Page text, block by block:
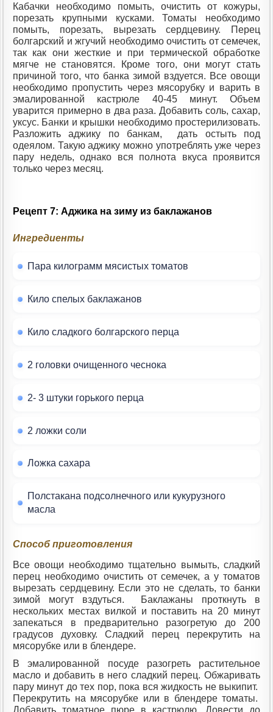
Кабачки необходимо помыть, очистить от кожуры,
порезать крупными кусками. Томаты необходимо
помыть, порезать, вырезать сердцевину. Перец
болгарский и жгучий необходимо очистить от семечек,
так как они жесткие и при термической обработке
мягче не становятся. Кроме того, они могут стать
причиной того, что банка зимой вздуется. Все овощи
необходимо пропустить через мясорубку и варить в
эмалированной кастрюле 40-45 минут. Объем
уварится примерно в два раза. Добавить соль, сахар,
уксус. Банки и крышки необходимо простерилизовать.
Разложить аджику по банкам, дать остыть под
одеялом. Такую аджику можно употреблять уже через
пару недель, однако вся полнота вкуса проявится
только через месяц.
Рецепт 7: Аджика на зиму из баклажанов
Ингредиенты
Пара килограмм мясистых томатов
Кило спелых баклажанов
Кило сладкого болгарского перца
2 головки очищенного чеснока
2- 3 штуки горького перца
2 ложки соли
Ложка сахара
Полстакана подсолнечного или кукурузного
масла
Способ приготовления
Все овощи необходимо тщательно вымыть, сладкий
перец необходимо очистить от семечек, а у томатов
вырезать сердцевину. Если это не сделать, то банки
зимой могут вздуться. Баклажаны проткнуть в
нескольких местах вилкой и поставить на 20 минут
запекаться в предварительно разогретую до 200
градусов духовку. Сладкий перец перекрутить на
мясорубке или в блендере.
В эмалированной посуде разогреть растительное
масло и добавить в него сладкий перец. Обжаривать
пару минут до тех пор, пока вся жидкость не выкипит.
Перекрутить на мясорубке или в блендере томаты.
Добавить томатное пюре в кастрюлю. Довести до